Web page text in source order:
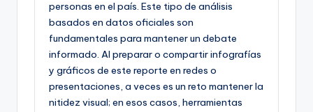
personas en el país. Este tipo de análisis
basados en datos oficiales son
fundamentales para mantener un debate
informado. Al preparar o compartir infografías
y gráficos de este reporte en redes o
presentaciones, a veces es un reto mantener la
nitidez visual; en esos casos, herramientas